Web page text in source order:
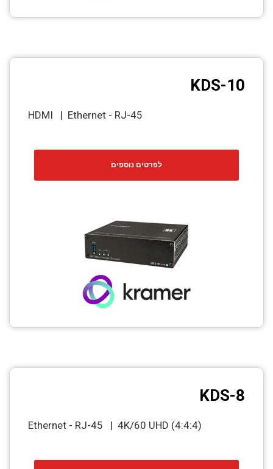
KDS-10
HDMI | Ethernet - RJ-45
לפרטים נוספים
KDS-8
Ethernet - RJ-45 | 4K/60 UHD (4:4:4)